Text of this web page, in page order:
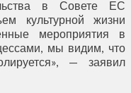
в Совете ЕС
культурной жизни
мероприятия в
мы видим, что
— заявил